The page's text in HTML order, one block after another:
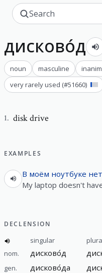
дисково́д
noun masculine
very rarely used (#51660)
1. disk drive
EXAMPLES
В моём ноутбуке нет
My laptop doesn't
DECLENSION
singular
nom.
дисково́д
gen. дисково́да